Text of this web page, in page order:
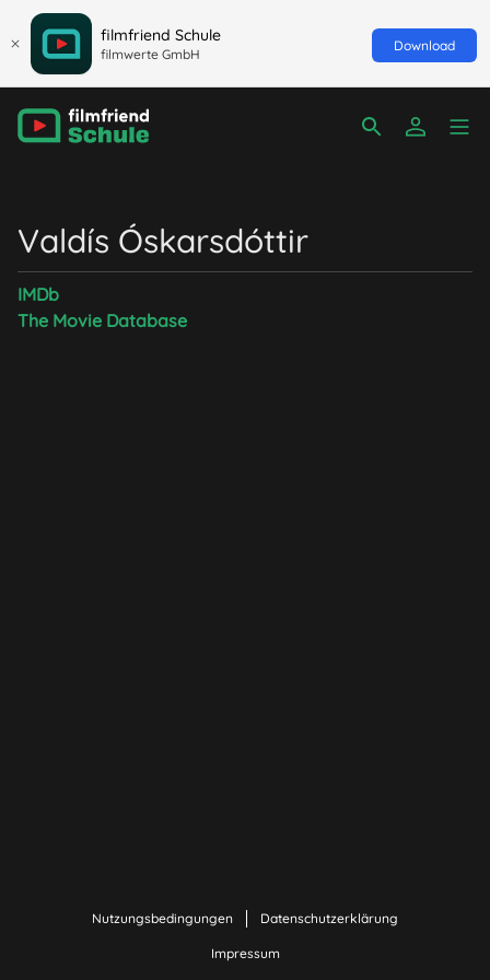
filmfriend Schule
filmwerte GmbH
Download
Valdís Óskarsdóttir
IMDb
The Movie Database
Nutzungsbedingungen Datenschutzerklärung
Impressum